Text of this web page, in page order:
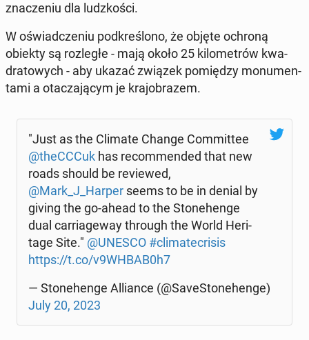
zna­cze­niu dla ludz­ko­ści.
W oświad­cze­niu pod­kre­ślo­no, że objęte ochroną
obiekty są roz­le­głe - mają około 25 ki­lo­me­trów kwa­
dra­to­wych - aby ukazać związek po­mię­dzy mo­nu­men­
ta­mi a ota­cza­ją­cym je kra­jo­bra­zem.
"Just as the Climate Change Com­mit­tee
@theCC­Cuk has re­com­men­ded that new
roads should be re­vie­wed,
@Mark_J_Harper seems to be in denial by
giving the go-ahead to the Sto­ne­hen­ge
dual car­ria­ge­way through the World He­ri­
ta­ge Site." @UNESCO #cli­ma­te­cri­sis
https://t.co/v9WHBAB0h7
— Sto­ne­hen­ge Al­lian­ce (@Sa­ve­Sto­ne­hen­ge)
July 20, 2023